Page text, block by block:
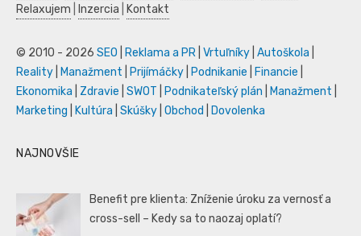
Relaxujem
Inzercia Kontakt
© 2010 - 2026 SEO Reklama a PR Vrtuľníky Autoškola
Reality
Manažment Prijímáčky Podnikanie Financie
Ekonomika
Zdravie SWOT Podnikateľský plán Manažment
Marketing
Kultúra Skúšky Obchod Dovolenka
NAJNOVŠIE
Benefit pre klienta: Zníženie úroku za vernosť a
cross-sell – Kedy sa to naozaj oplatí?